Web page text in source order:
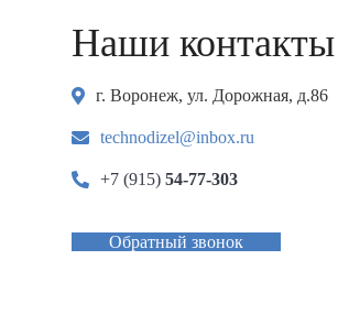
Наши контакты
г. Воронеж, ул. Дорожная, д.86
technodizel@inbox.ru
+7 (915) 54-77-303
Обратный звонок